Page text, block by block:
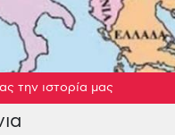
την ιστορία μας